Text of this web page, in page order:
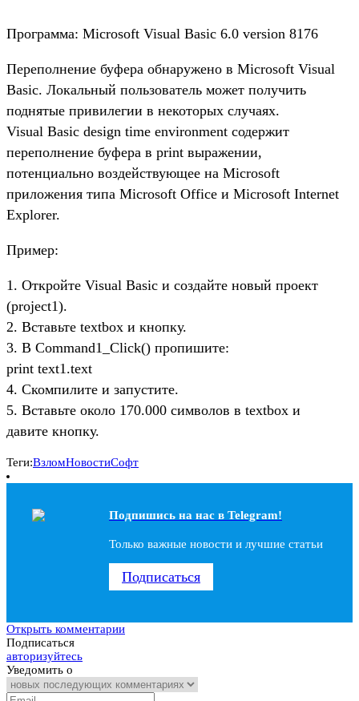
Программа: Microsoft Visual Basic 6.0 version 8176
Переполнение буфера обнаружено в Microsoft Visual
Basic. Локальный пользователь может получить
поднятые привилегии в некоторых случаях.
Visual Basic design time environment содержит
переполнение буфера в print выражении,
потенциально воздействующее на Microsoft
приложения типа Microsoft Office и Microsoft Internet
Explorer.
Пример:
1. Откройте Visual Basic и создайте новый проект
(project1).
2. Вставьте textbox и кнопку.
3. В Command1_Click() пропишите:
print text1.text
4. Скомпилите и запустите.
5. Вставьте около 170.000 символов в textbox и
давите кнопку.
Теги:ВзломНовостиСофт
Подпишись на наc в Telegram!
Только важные новости и лучшие статьи
Подписаться
Открыть комментарии
Подписаться
авторизуйтесь
Уведомить о